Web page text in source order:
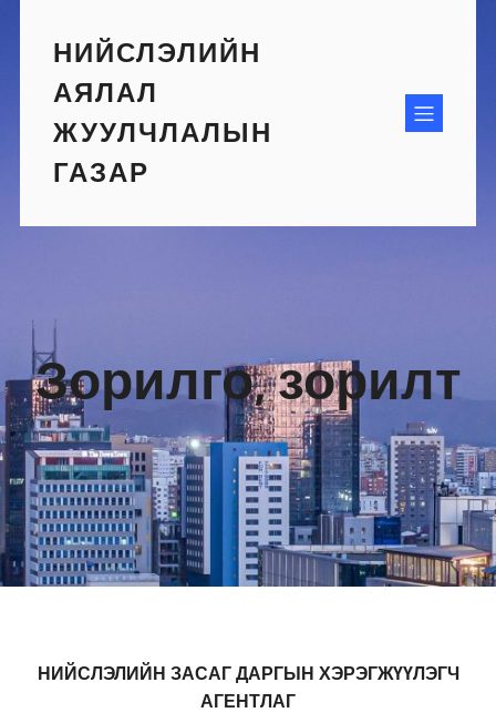
contentНИЙСЛЭЛИЙН
АЯЛАЛ
ЖУУЛЧЛАЛЫН
ГАЗАР
Зорилго, зорилт
НИЙСЛЭЛИЙН ЗАСАГ ДАРГЫН ХЭРЭГЖҮҮЛЭГЧ
АГЕНТЛАГ